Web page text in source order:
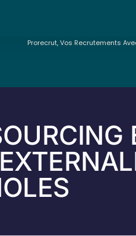
Prorecrut, Vos Recrutements